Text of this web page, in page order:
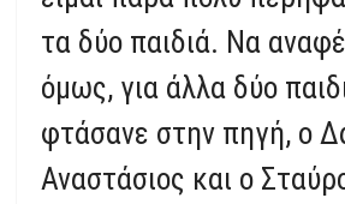
τα δύο παιδιά. Να
όμως, για άλλα δύο
φτάσανε στην πηγή, ο
Αναστάσιος και ο